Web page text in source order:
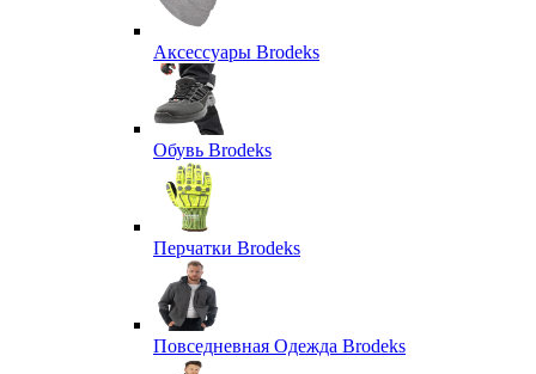
Аксессуары Brodeks
Обувь Brodeks
Перчатки Brodeks
Повседневная Одежда Brodeks